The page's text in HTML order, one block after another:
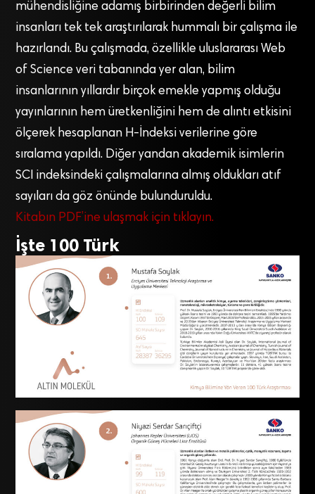
mühendisliğine adamış birbirinden değerli bilim
insanları tek tek araştırılarak hummalı bir çalışma ile
hazırlandı. Bu çalışmada, özellikle uluslararası Web
of Science veri tabanında yer alan, bilim
insanlarının yıllardır birçok emekle yapmış olduğu
yayınlarının hem üretkenliğini hem de alıntı etkisini
ölçerek hesaplanan H-İndeksi verilerine göre
sıralama yapıldı. Diğer yandan akademik isimlerin
SCI indeksindeki çalışmalarına almış oldukları atıf
sayıları da göz önünde bulunduruldu.
Kitabın PDF’ine ulaşmak için tıklayın.
İşte 100 Türk